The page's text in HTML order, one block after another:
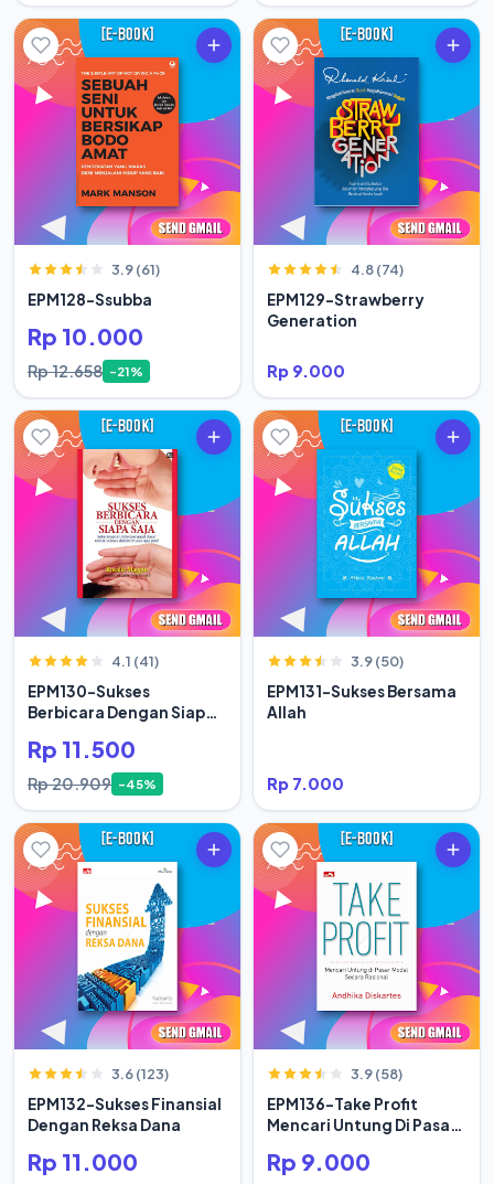
3.9 (61)
EPM128-Ssubba
Rp 10.000
Rp 12.658 -21%
4.8 (74)
EPM129-Strawberry
Generation
Rp 9.000
4.1 (41)
EPM130-Sukses
Berbicara Dengan Siapa
Rp 11.500
Rp 20.909 -45%
3.9 (50)
EPM131-Sukses Bersama
Allah
Rp 7.000
3.6 (123)
EPM132-Sukses Finansial
Dengan Reksa Dana
Rp 11.000
3.9 (58)
EPM136-Take Profit
Mencari Untung Di Pasar
Rp 9.000